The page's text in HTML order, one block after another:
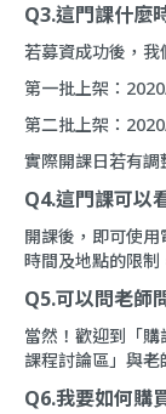
Q3.這門課什麼
若募資成功後，我
第一批上架：
第二批上架：
實際開課日若有調
Q4.這門課可以
開課後，即可使
時間及地點的限制
Q5.可以問老師
當然！歡迎到「購
課程討論區」與老
Q6.我要如何購